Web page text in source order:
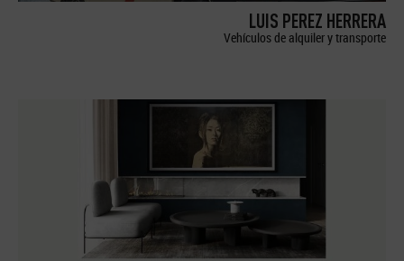
LUIS PEREZ HERRERA
Vehículos de alquiler y transporte